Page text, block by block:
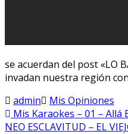
se acuerdan del post «LO
invadan nuestra región
admin
Mis Opiniones
Mis Karaokes – 01 – Allá
NEO ESCLAVITUD – EL